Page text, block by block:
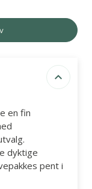
en fin
dyktige
pent i